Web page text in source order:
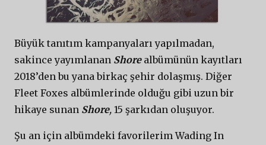
Büyük tanıtım kampanyaları yapılmadan,
sakince yayımlanan Shorealbümünün kayıtları
2018’den bu yana birkaç şehir dolaşmış. Diğer
Fleet Foxes albümlerinde olduğu gibi uzun bir
hikaye sunan Shore, 15 şarkıdan oluşuyor.
Şu an için albümdeki favorilerim Wading In